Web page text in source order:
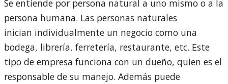
Se entiende por persona natural a uno mismo o a la
persona humana. Las personas naturales
inician individualmente un negocio como una
bodega, librería, ferretería, restaurante, etc. Este
tipo de empresa funciona con un dueño, quien es el
responsable de su manejo. Además puede